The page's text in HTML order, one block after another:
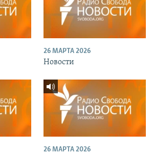
26 МАРТА 2026
Новости
26 МАРТА 2026